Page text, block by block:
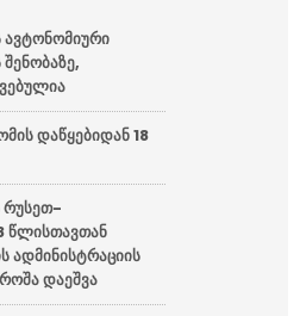
ავტონომიური
დაწყებიდან 18
რუსეთ-
წლისთავთან
ადმინისტრაციის
დაეშვა